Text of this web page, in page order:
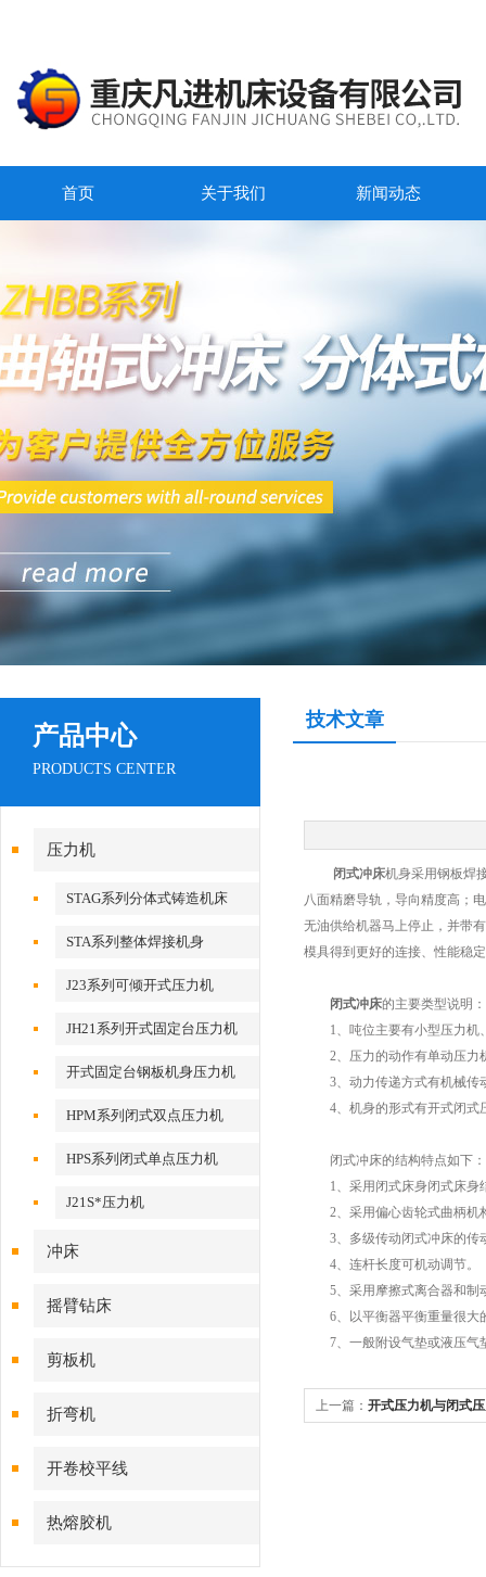
首页 关于我们 新闻动态
产品中心
PRODUCTS CENTER
压力机
STAG系列分体式铸造机床
STA系列整体焊接机身
J23系列可倾开式压力机
JH21系列开式固定台压力机
开式固定台钢板机身压力机
HPM系列闭式双点压力机
HPS系列闭式单点压力机
J21S*压力机
冲床
摇臂钻床
剪板机
折弯机
开卷校平线
热熔胶机
技术文章
闭式冲床机身采用钢板焊
八面精磨导轨，导向精度高；
无油供给机器马上停止，并带
模具得到更好的连接、性能稳
闭式冲床的主要类型说明：
1、吨位主要有小型压力机
2、压力的动作有单动压力
3、动力传递方式有机械传
4、机身的形式有开式闭式
闭式冲床的结构特点如下：
1、采用闭式床身闭式床身
2、采用偏心齿轮式曲柄机构
3、多级传动闭式冲床的传
4、连杆长度可机动调节。
5、采用摩擦式离合器和制
6、以平衡器平衡重量很大
7、一般附设气垫或液压气
上一篇： 开式压力机与闭式